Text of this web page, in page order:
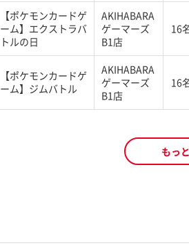
【ポケモンカードゲ
ーム】エクストラバ
トルの日
AKIHABARA
ゲーマーズ
B1店
16
【ポケモンカードゲ
ーム】ジムバトル
AKIHABARA
ゲーマーズ
B1店
16
もっ